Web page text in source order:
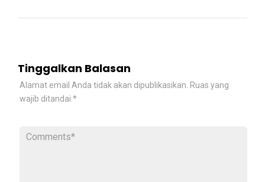
Tinggalkan Balasan
Alamat email Anda tidak akan dipublikasikan. Ruas yang
wajib ditandai *